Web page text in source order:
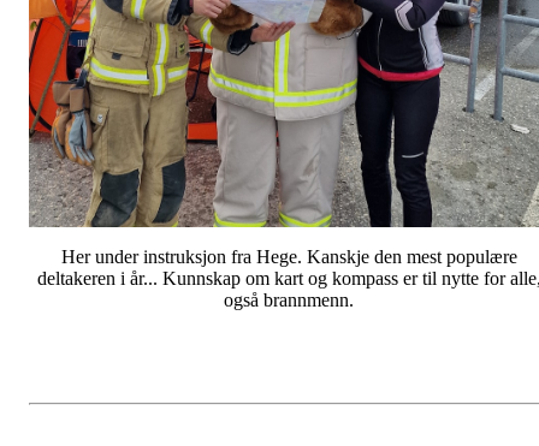
Her under instruksjon fra Hege. Kanskje den mest populære
deltakeren i år... Kunnskap om kart og kompass er til nytte for
også brannmenn.